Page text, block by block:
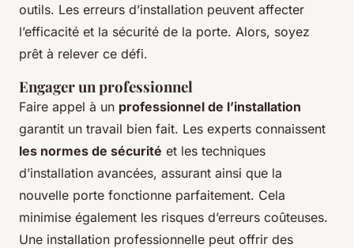
outils. Les erreurs d’installation peuvent affecter
l’efficacité et la sécurité de la porte. Alors, soyez
prêt à relever ce défi.
Engager un professionnel
Faire appel à un professionnel de l’installation
garantit un travail bien fait. Les experts connaissent
les normes de sécurité et les techniques
d’installation avancées, assurant ainsi que la
nouvelle porte fonctionne parfaitement. Cela
minimise également les risques d’erreurs coûteuses.
Une installation professionnelle peut offrir des